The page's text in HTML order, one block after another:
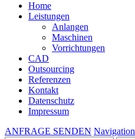
Home
Leistungen
Anlangen
Maschinen
Vorrichtungen
CAD
Outsourcing
Referenzen
Kontakt
Datenschutz
Impressum
ANFRAGE SENDEN Navigation